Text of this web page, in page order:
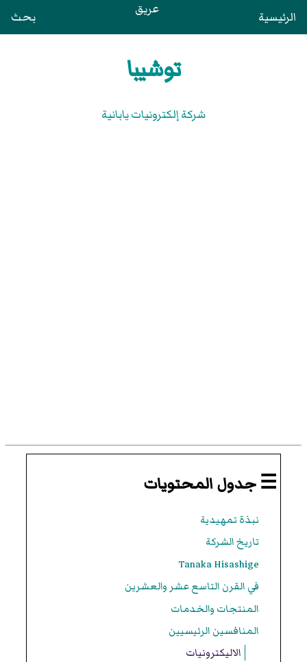
الرئيسية عريق بحث
توشيبا
شركة إلكترونيات يابانية
☰ جدول المحتويات
نبذة تمهيدية
تاريخ الشركة
Tanaka Hisashige
في القرن التاسع عشر والعشرين
المنتجات والخدمات
المنافسين الرئيسيين
الاليكترونيات